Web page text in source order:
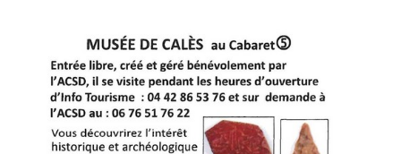
Les caniveaux et la calade
Le cirque et les grottes de Calès